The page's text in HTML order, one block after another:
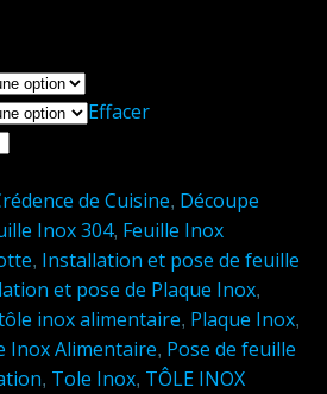
Effacer
de Cuisine, Découpe
Inox 304, Feuille Inox
, Installation et pose de feuille
et pose de Plaque Inox,
inox alimentaire, Plaque Inox,
Inox Alimentaire, Pose de feuille
, Tole Inox, TÔLE INOX